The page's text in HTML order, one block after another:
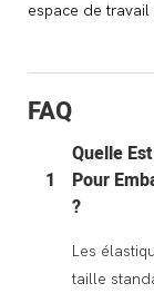
espace de
FAQ
1
Quelle
Pour
?
Les
taille